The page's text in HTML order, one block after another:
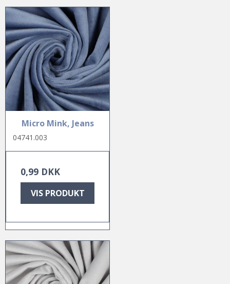
Micro Mink, Jeans
04741.003
0,99 DKK
VIS PRODUKT